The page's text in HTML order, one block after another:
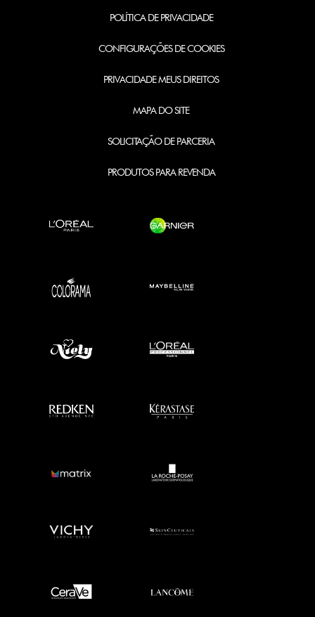
POLÍTICA DE PRIVACIDADE
CONFIGURAÇÕES DE COOKIES
PRIVACIDADE MEUS DIREITOS
MAPA DO SITE
SOLICITAÇÃO DE PARCERIA
PRODUTOS PARA REVENDA